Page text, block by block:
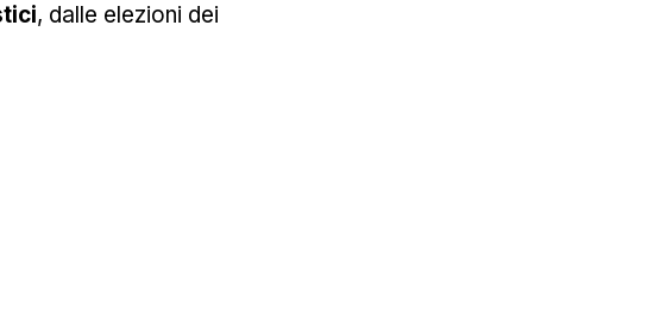
, dalle elezioni dei